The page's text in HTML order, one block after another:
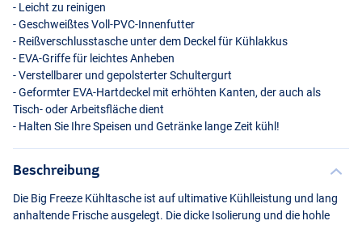
- Leicht zu reinigen
- Geschweißtes Voll-PVC-Innenfutter
- Reißverschlusstasche unter dem Deckel für Kühlakkus
- EVA-Griffe für leichtes Anheben
- Verstellbarer und gepolsterter Schultergurt
- Geformter EVA-Hartdeckel mit erhöhten Kanten, der auch als
Tisch- oder Arbeitsfläche dient
- Halten Sie Ihre Speisen und Getränke lange Zeit kühl!
Beschreibung
Die Big Freeze Kühltasche ist auf ultimative Kühlleistung und lang
anhaltende Frische ausgelegt. Die dicke Isolierung und die hohle